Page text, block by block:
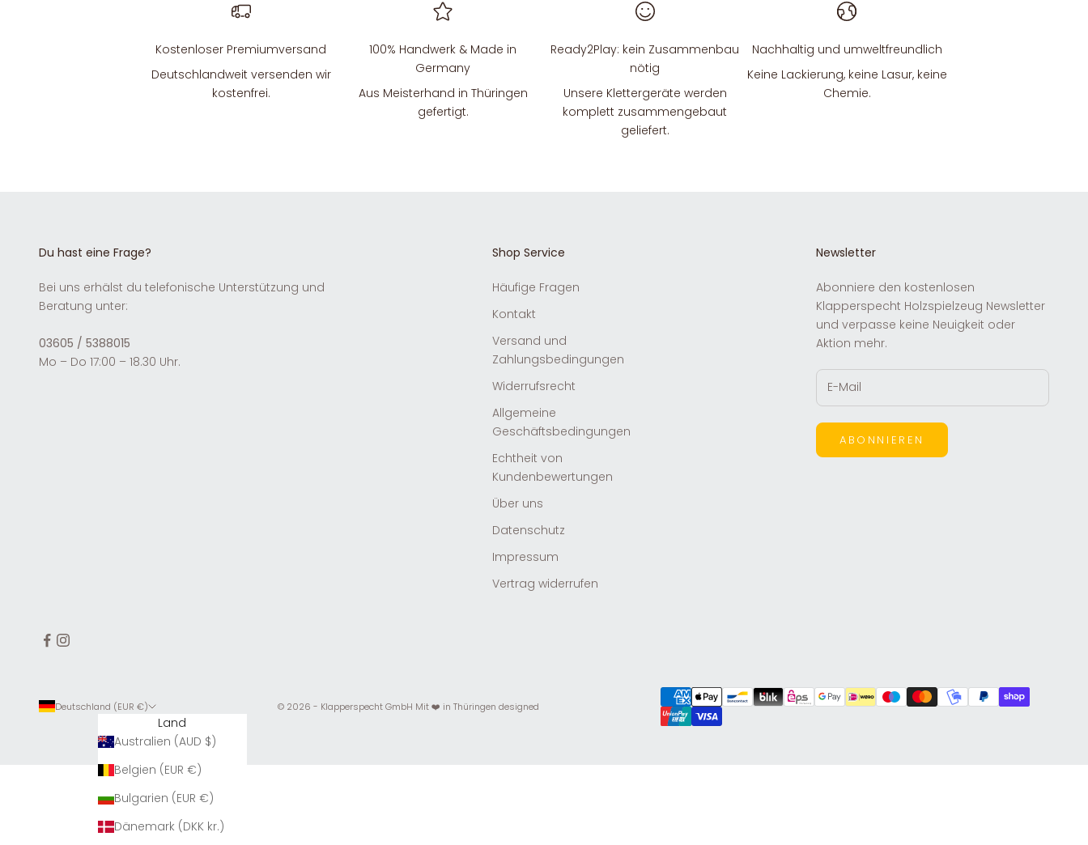
Kostenloser Premiumversand
Deutschlandweit versenden wir
kostenfrei.
100% Handwerk & Made in
Germany
Aus Meisterhand in Thüringen
gefertigt.
Ready2Play: kein Zusammenbau
nötig
Unsere Klettergeräte werden
komplett zusammengebaut
geliefert.
Nachhaltig und umweltfreundlich
Keine Lackierung, keine Lasur, keine
Chemie.
Du hast eine Frage?
Bei uns erhälst du telefonische Unterstützung und
Beratung unter:
03605 / 5388015
Mo – Do 17:00 – 18.30 Uhr.
Shop Service
Häufige Fragen
Kontakt
Versand und
Zahlungsbedingungen
Widerrufsrecht
Allgemeine
Geschäftsbedingungen
Echtheit von
Kundenbewertungen
Über uns
Datenschutz
Impressum
Vertrag widerrufen
Newsletter
Abonniere den kostenlosen
Klapperspecht Holzspielzeug Newsletter
und verpasse keine Neuigkeit oder
Aktion mehr.
ABONNIEREN
Deutschland (EUR €)
Land
Australien (AUD $)
Belgien (EUR €)
Bulgarien (EUR €)
Dänemark (DKK kr.)
© 2026 - Klapperspecht GmbH Mit ❤️ in Thüringen designed